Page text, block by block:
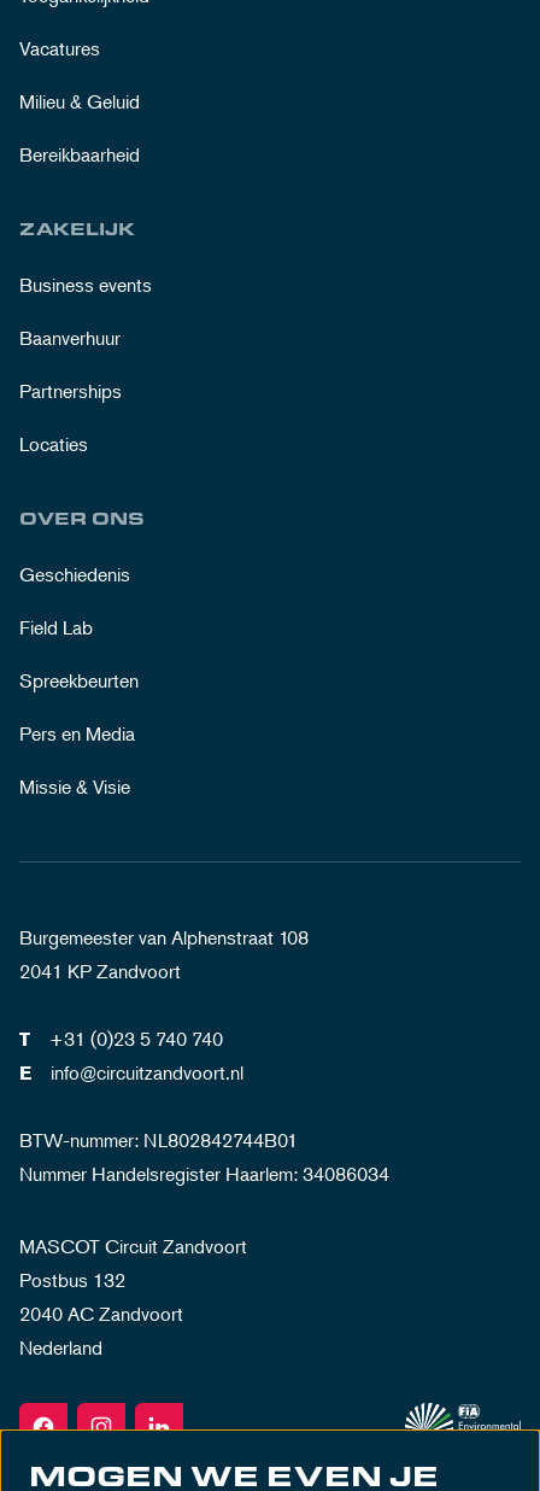
Vacatures
Milieu & Geluid
Bereikbaarheid
ZAKELIJK
Business events
Baanverhuur
Partnerships
Locaties
OVER ONS
Geschiedenis
Field Lab
Spreekbeurten
Pers en Media
Missie & Visie
Burgemeester van Alphenstraat 108
2041 KP Zandvoort
T +31 (0)23 5 740 740
E info@circuitzandvoort.nl
BTW-nummer: NL802842744B01
Nummer Handelsregister Haarlem: 34086034
MASCOT Circuit Zandvoort
Postbus 132
2040 AC Zandvoort
Nederland
MOGEN WE EVEN JE